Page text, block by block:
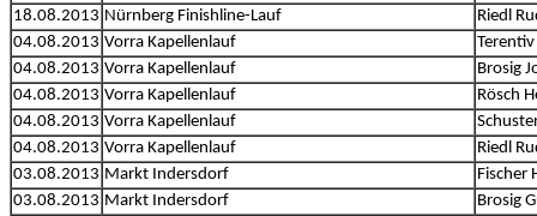
18.08.2013 Nürnberg Finishline-Lauf
Riedl
04.08.2013 Vorra Kapellenlauf
04.08.2013 Vorra Kapellenlauf
Brosig
04.08.2013 Vorra Kapellenlauf
Rösch
04.08.2013 Vorra Kapellenlauf
04.08.2013 Vorra Kapellenlauf
Riedl
03.08.2013 Markt Indersdorf
Fischer
03.08.2013 Markt Indersdorf
Brosig